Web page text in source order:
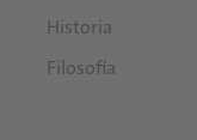
Historia
Filosofía